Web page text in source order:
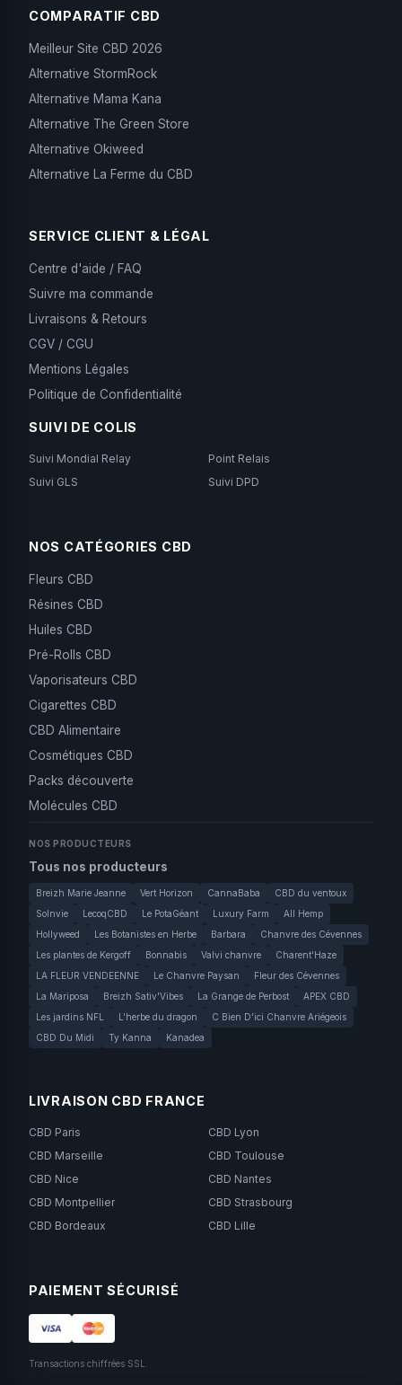
COMPARATIF CBD
Meilleur Site CBD 2026
Alternative StormRock
Alternative Mama Kana
Alternative The Green Store
Alternative Okiweed
Alternative La Ferme du CBD
SERVICE CLIENT & LÉGAL
Centre d'aide / FAQ
Suivre ma commande
Livraisons & Retours
CGV / CGU
Mentions Légales
Politique de Confidentialité
SUIVI DE COLIS
Suivi Mondial Relay
Point Relais
Suivi GLS
Suivi DPD
NOS CATÉGORIES CBD
Fleurs CBD
Résines CBD
Huiles CBD
Pré-Rolls CBD
Vaporisateurs CBD
Cigarettes CBD
CBD Alimentaire
Cosmétiques CBD
Packs découverte
Molécules CBD
NOS PRODUCTEURS
Tous nos producteurs
Breizh Marie Jeanne Vert Horizon CannaBaba
CBD du ventoux
Solnvie
LecoqCBD Le PotaGéant Luxury Farm
All Hemp
Hollyweed
Les Botanistes en Herbe Barbara
Chanvre des Cévennes
Les plantes de Kergoff
Bonnabis Valvi chanvre
Charent'Haze
LA FLEUR VENDEENNE
Le Chanvre Paysan
Fleur des Cévennes
La Mariposa
Breizh Sativ'Vibes La Grange de Perbost
APEX CBD
Les jardins NFL
L'herbe du dragon
C Bien D'ici Chanvre Ariégeois
CBD Du Midi
Ty Kanna Kanadea
LIVRAISON CBD FRANCE
CBD Paris
CBD Lyon
CBD Marseille
CBD Toulouse
CBD Nice
CBD Nantes
CBD Montpellier
CBD Strasbourg
CBD Bordeaux
CBD Lille
PAIEMENT SÉCURISÉ
Transactions chiffrées SSL.